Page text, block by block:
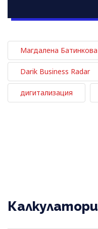
Магдалена Батинкова
Darik Business Radar
дигитализация
Калкулатори